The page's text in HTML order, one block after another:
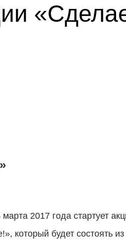
2017 года стартует
который будет состоять из